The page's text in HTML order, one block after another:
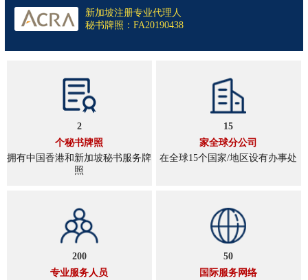
新加坡注册专业代理人
秘书牌照：FA20190438
2
个秘书牌照
拥有中国香港和新加坡秘书服务牌
照
15
家全球分公司
在全球15个国家/地区设有办事处
200
专业服务人员
50
国际服务网络